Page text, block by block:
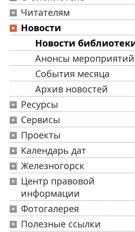
Читателям
Новости
Новости
Анонсы мероприятий
События месяца
Архив новостей
Ресурсы
Сервисы
Проекты
Календарь дат
Железногорск
Центр правовой
информации
Фотогалерея
Полезные ссылки